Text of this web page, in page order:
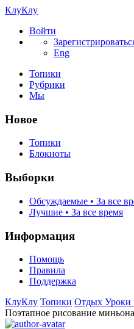
КлуКлу
Войти
Eng
Топики
Рубрики
Мы
Новое
Топики
Блокноты
Выборки
Обсуждаемые • За все
Лучшие • За все время
Информация
Помощь
Правила
Поддержка
КлуКлу Топики Отдых Уроки
Поэтапное рисование